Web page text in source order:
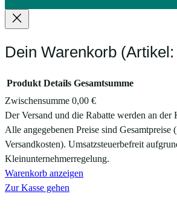
Dein Warenkorb (Artikel:
Produkte
im
Warenkorb
Produkt Details Gesamtsumme
Zwischensumme 0,00 €
Der Versand und die Rabatte werden an der
Alle angegebenen Preise sind Gesamtpreise
Versandkosten). Umsatzsteuerbefreit
Kleinunternehmerregelung.
Warenkorb anzeigen
Zur Kasse gehen